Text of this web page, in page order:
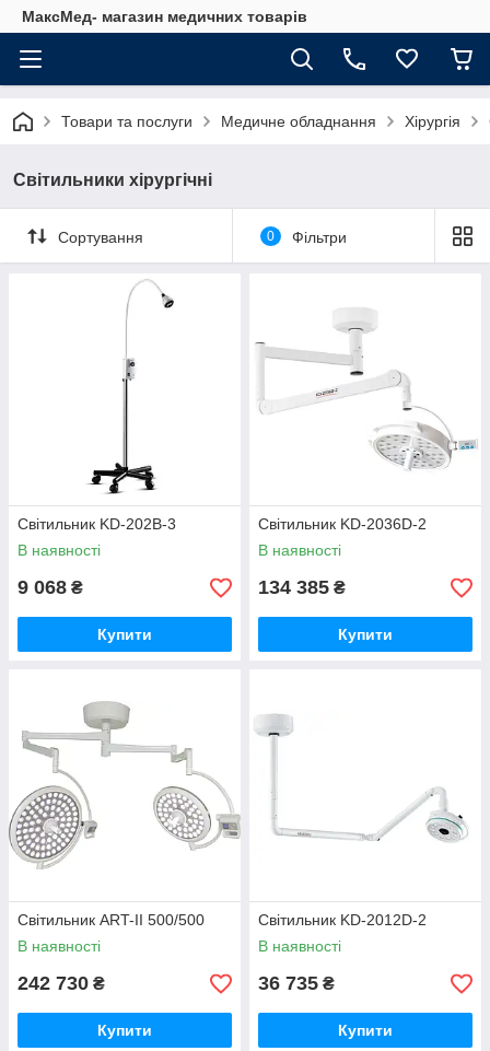
МаксМед- магазин медичних товарів
Товари та послуги Медичне обладнання Хірургія
Світильники хірургічні
Сортування 0 Фільтри
Світильник KD-202B-3
В наявності
9 068 ₴
Купити
Світильник KD-2036D-2
В наявності
134 385 ₴
Купити
Світильник ART-II 500/500
В наявності
242 730 ₴
Купити
Світильник KD-2012D-2
В наявності
36 735 ₴
Купити